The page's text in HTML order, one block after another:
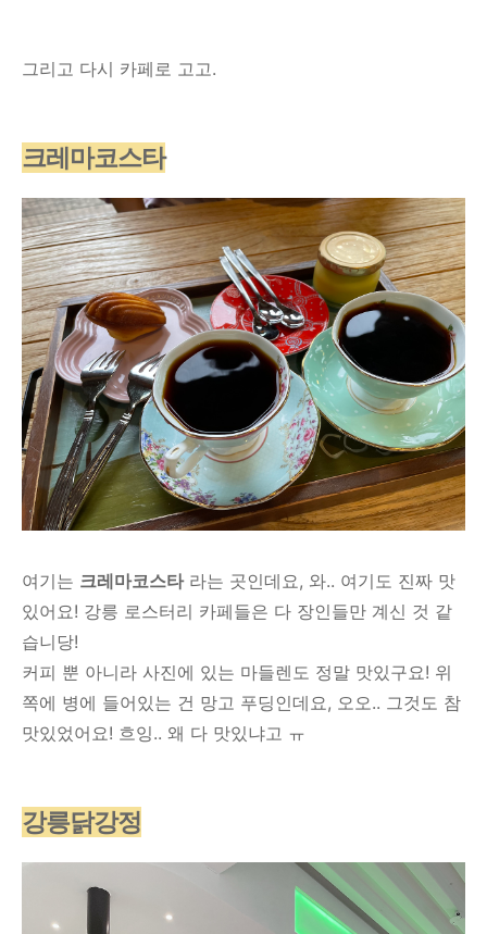
그리고 다시 카페로 고고.
크레마코스타
여기는 크레마코스타라는 곳인데요, 와.. 여기도 진짜 맛
있어요! 강릉 로스터리 카페들은 다 장인들만 계신 것 같
습니당!
커피 뿐 아니라 사진에 있는 마들렌도 정말 맛있구요! 위
쪽에 병에 들어있는 건 망고 푸딩인데요, 오오.. 그것도 참
맛있었어요! 흐잉.. 왜 다 맛있냐고 ㅠ
강릉닭강정